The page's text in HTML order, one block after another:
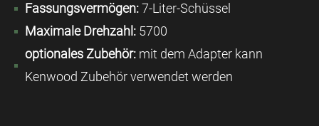
Fassungsvermögen:7-Liter-Schüssel
Maximale Drehzahl: 5700
optionales Zubehör: mit dem Adapter kann
Kenwood Zubehör verwendet werden